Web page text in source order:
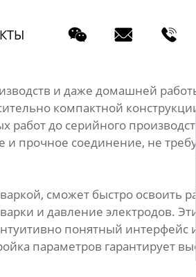
  
и даже домашней
компактной
работ до серийного
прочное соединение, не требуя
сможет быстро освоить
и давление электродов.
понятный интерфейс
параметров гарантирует